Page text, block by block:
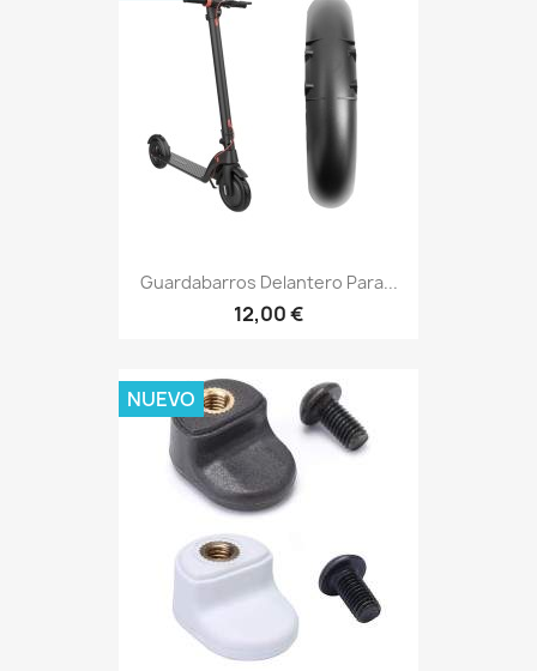
Guardabarros Delantero Para...
12,00 €
NUEVO